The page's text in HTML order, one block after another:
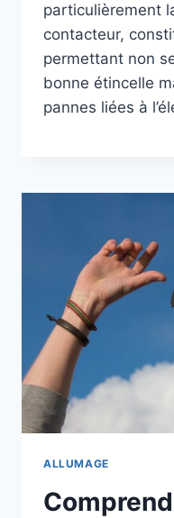
particulièrement
contacteur,
permettant non
bonne étincelle
pannes liées à
ALLUMAGE